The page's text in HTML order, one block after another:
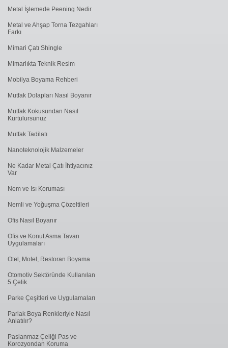
Metal İşlemede ​Peening Nedir
Metal ve Ahşap Torna Tezgahları
Farkı
Mimari Çatı Shingle
Mimarlıkta Teknik Resim
Mobilya Boyama Rehberi
Mutfak Dolapları Nasıl Boyanır
Mutfak Kokusundan Nasıl
Kurtulursunuz
Mutfak Tadilatı
Nanoteknolojik Malzemeler
Ne Kadar Metal Çatı İhtiyacınız
Var
Nem ve Isı Koruması
Nemli ve Yoğuşma Çözeltileri
Ofis Nasıl Boyanır
Ofis ve Konut Asma Tavan
Uygulamaları
Otel, Motel, Restoran Boyama
Otomotiv Sektöründe Kullanılan
5 Çelik
Parke Çeşitleri ve Uygulamaları
Parlak Boya Renkleriyle Nasıl
Anlatılır?
Paslanmaz Çeliği Pas ve
Korozyondan Koruma